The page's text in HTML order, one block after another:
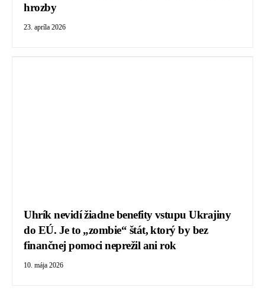
hrozby
23. apríla 2026
Uhrík nevidí žiadne benefity vstupu Ukrajiny
do EÚ. Je to „zombie“ štát, ktorý by bez
finančnej pomoci neprežil ani rok
10. mája 2026